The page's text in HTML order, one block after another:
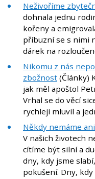
Neživoříme
dohnala jednu
kořeny a
příbuzní se s nimi
dárek na
Nikomu z nás
zbožnost (Články)
jak měl apoštol
Vrhal se do věcí
rychleji mluvil a
Někdy nemáme
V našich životech
cítíme být silní a
dny, kdy jsme
pokušení. Dny,